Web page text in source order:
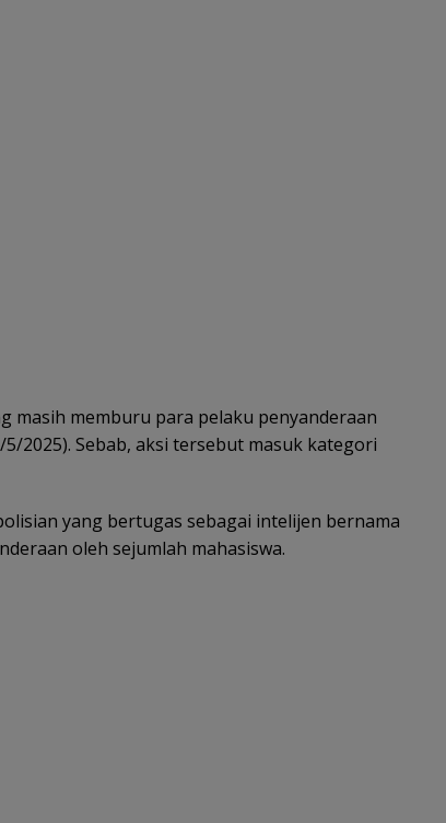
masih memburu para pelaku penyanderaan
5/2025). Sebab, aksi tersebut masuk kategori
yang bertugas sebagai intelijen bernama
oleh sejumlah mahasiswa.